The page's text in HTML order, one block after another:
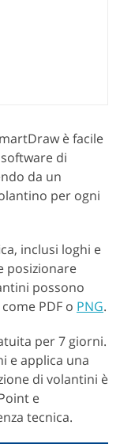
è facile
di
da un
per ogni
inclusi loghi e
posizionare
possono
PDF o PNG.
per 7 giorni.
e applica una
di volantini è
e
tecnica.